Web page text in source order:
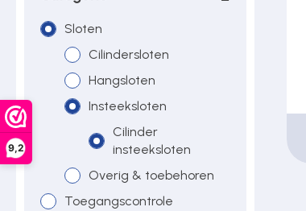
9,2
Toegangscontrole
Toegangsverlening
Voedingen
Sloten
Cilindersloten
Hangsloten
Insteeksloten
Cilinder
insteeksloten
Overig & toebehoren
Toegangscontrole